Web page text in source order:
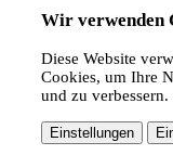
Wir verwenden
Diese Website
Cookies, um Ihre
und zu verbessern.
Einstellungen